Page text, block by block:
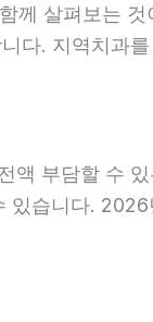
살펴보는
다. 지역치과
부담할 수
있습니다.